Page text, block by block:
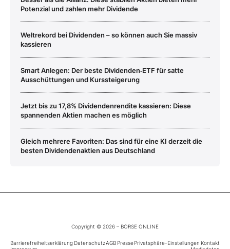
Potenzial und zahlen mehr Dividende
Weltrekord bei Dividenden – so können auch Sie massiv
kassieren
Smart Anlegen: Der beste Dividenden‑ETF für satte
Ausschüttungen und Kurssteigerung
Jetzt bis zu 17,8% Dividendenrendite kassieren: Diese
spannenden Aktien machen es möglich
Gleich mehrere Favoriten: Das sind für eine KI derzeit die
besten Dividendenaktien aus Deutschland
Copyright © 2026 – BÖRSE ONLINE
Barrierefreiheitserklärung DatenschutzAGB PressePrivatsphäre-Einstellungen Kontakt